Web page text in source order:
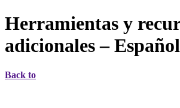
Herramientas y
adicionales – Español
Back to